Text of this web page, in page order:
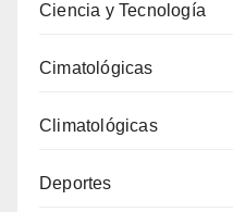
Ciencia y Tecnología
Cimatológicas
Climatológicas
Deportes